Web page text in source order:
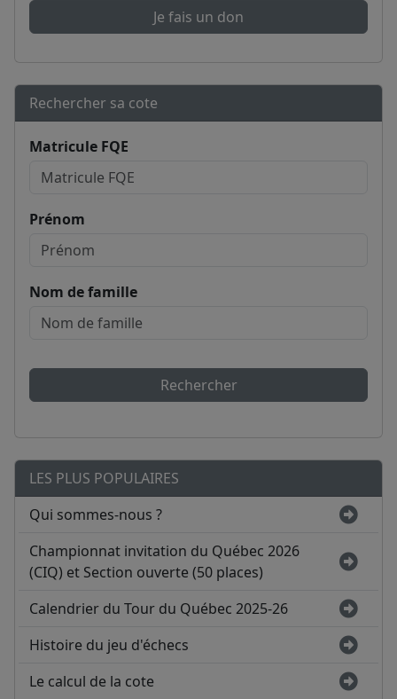
Je fais un don
Rechercher sa cote
Matricule FQE
Prénom
Nom de famille
Rechercher
LES PLUS POPULAIRES
Qui sommes-nous ?
Championnat invitation du Québec 2026
(CIQ) et Section ouverte (50 places)
Calendrier du Tour du Québec 2025-26
Histoire du jeu d'échecs
Le calcul de la cote